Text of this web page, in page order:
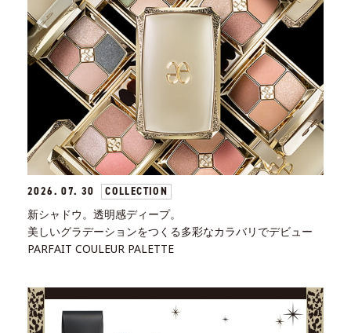
リップ
フェイスカラー
ネイル
BASE MAKEUP
メイクアップベース
ファンデーション
フェイスパウダー
TOOL
リムーバー
ブラッシュ
2026. 07. 30
COLLECTION
新シャドウ。透明感ディープ。
美しいグラデーションをつくる多彩なカラバリでデビュー
PARFAIT COULEUR PALETTE